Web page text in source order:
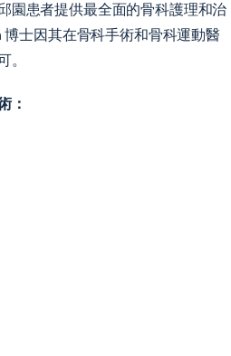
園患者提供最全面的骨科護理和治
士因其在骨科手術和骨科運動醫
：